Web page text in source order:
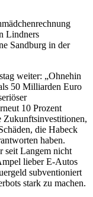
Lindners
Sandburg in der
weiter: „Ohnehin
50 Milliarden Euro
10 Prozent
Zukunftsinvestitionen,
die Habeck
haben.
seit Langem nicht
lieber E-Autos
subventioniert
stark zu machen.